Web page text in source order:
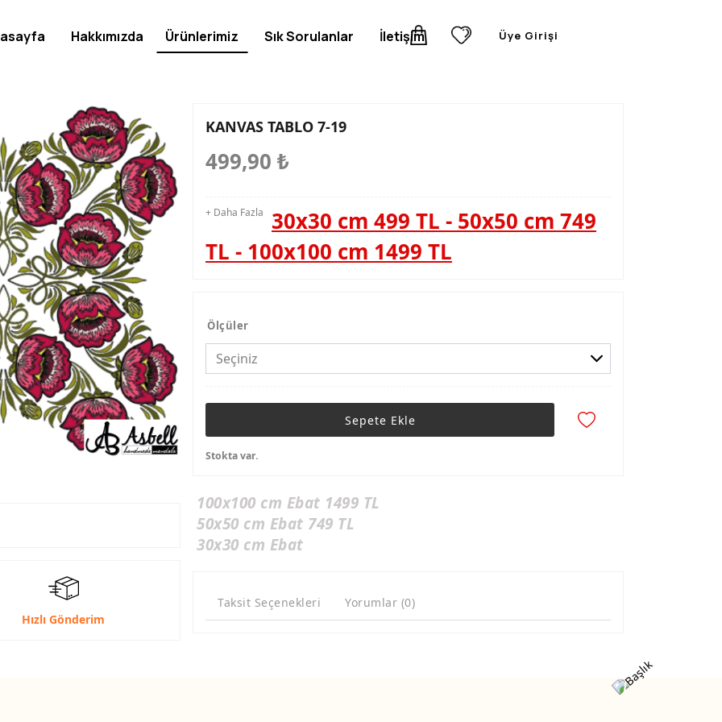
Hızlı Gönderim
KANVAS TABLO 7-19
499,90 ₺
+ Daha Fazla
30x30 cm 499 TL - 50x50 cm 749
TL - 100x100 cm 1499 TL
Ölçüler
Sepete Ekle
Stokta var.
100x100 cm Ebat 1499 TL
50x50 cm Ebat 749 TL
30x30 cm Ebat
Taksit Seçenekleri Yorumlar (0)
Hakkımızda Ürünlerimiz Sık Sorulanlar İletişim Üye Girişi